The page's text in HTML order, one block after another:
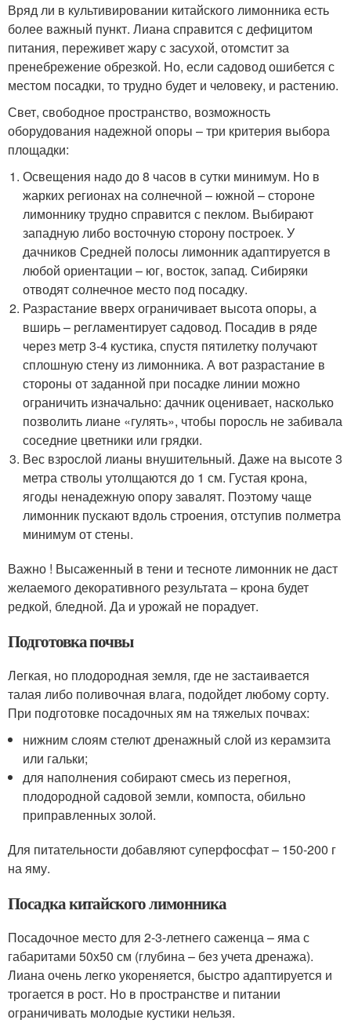
Вряд ли в культивировании китайского лимонника есть
более важный пункт. Лиана справится с дефицитом
питания, переживет жару с засухой, отомстит за
пренебрежение обрезкой. Но, если садовод ошибется с
местом посадки, то трудно будет и человеку, и растению.
Свет, свободное пространство, возможность
оборудования надежной опоры – три критерия выбора
площадки:
Освещения надо до 8 часов в сутки минимум. Но в
жарких регионах на солнечной – южной – стороне
лимоннику трудно справится с пеклом. Выбирают
западную либо восточную сторону построек. У
дачников Средней полосы лимонник адаптируется в
любой ориентации – юг, восток, запад. Сибиряки
отводят солнечное место под посадку.
Разрастание вверх ограничивает высота опоры, а
вширь – регламентирует садовод. Посадив в ряде
через метр 3-4 кустика, спустя пятилетку получают
сплошную стену из лимонника. А вот разрастание в
стороны от заданной при посадке линии можно
ограничить изначально: дачник оценивает, насколько
позволить лиане «гулять», чтобы поросль не забивала
соседние цветники или грядки.
Вес взрослой лианы внушительный. Даже на высоте 3
метра стволы утолщаются до 1 см. Густая крона,
ягоды ненадежную опору завалят. Поэтому чаще
лимонник пускают вдоль строения, отступив полметра
минимум от стены.
Важно ! Высаженный в тени и тесноте лимонник не даст
желаемого декоративного результата – крона будет
редкой, бледной. Да и урожай не порадует.
Подготовка почвы
Легкая, но плодородная земля, где не застаивается
талая либо поливочная влага, подойдет любому сорту.
При подготовке посадочных ям на тяжелых почвах:
нижним слоям стелют дренажный слой из керамзита
или гальки;
для наполнения собирают смесь из перегноя,
плодородной садовой земли, компоста, обильно
приправленных золой.
Для питательности добавляют суперфосфат – 150-200 г
на яму.
Посадка китайского лимонника
Посадочное место для 2-3-летнего саженца – яма с
габаритами 50х50 см (глубина – без учета дренажа).
Лиана очень легко укореняется, быстро адаптируется и
трогается в рост. Но в пространстве и питании
ограничивать молодые кустики нельзя.